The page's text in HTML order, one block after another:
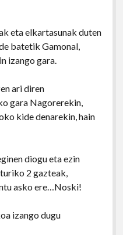
eta elkartasunak duten
batetik Gamonal,
izango gara.
ari diren
gara Nagorerekin,
kide denarekin, hain
diogu eta ezin
2 gazteak,
asko ere…Noski!
izango dugu